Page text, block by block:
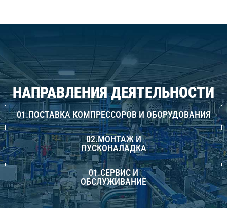
НАПРАВЛЕНИЯ ДЕЯТЕЛЬНОСТИ
01.ПОСТАВКА КОМПРЕССОРОВ И ОБОРУДОВАНИЯ
02.МОНТАЖ И
ПУСКОНАЛАДКА
01.СЕРВИС И
ОБСЛУЖИВАНИЕ